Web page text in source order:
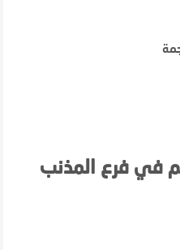
في فرع المذنب